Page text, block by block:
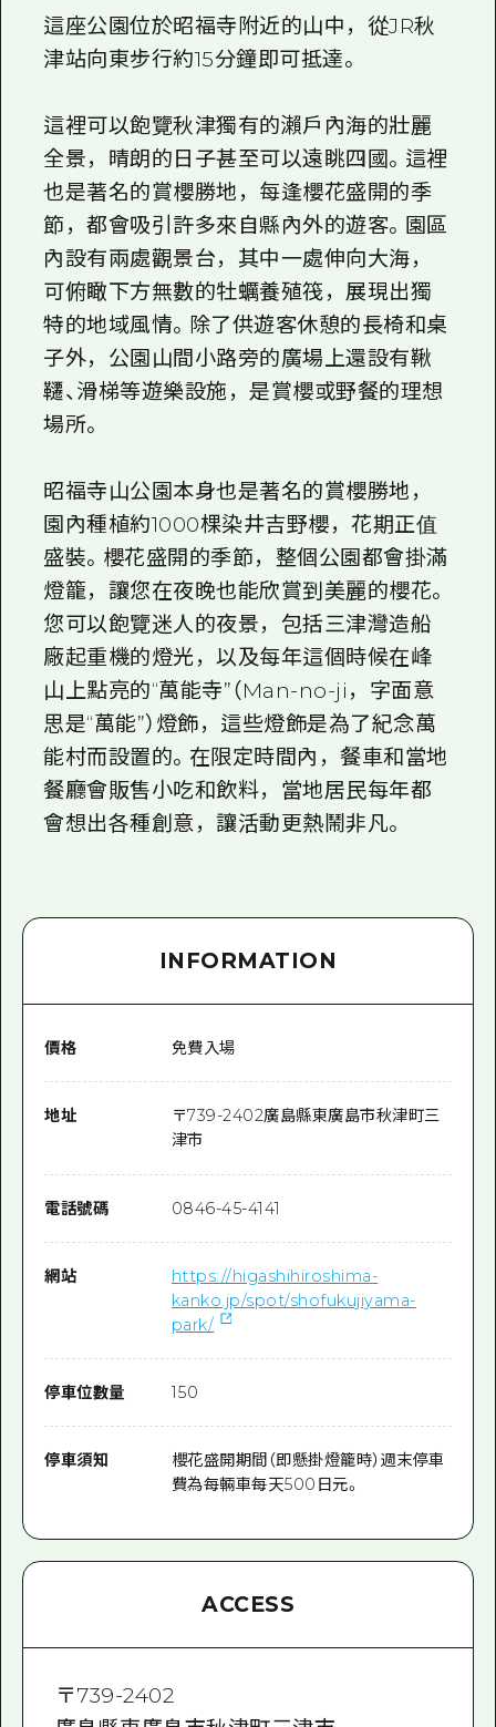
這座公園位於昭福寺附近的山中，從JR秋
津站向東步行約15分鐘即可抵達。
這裡可以飽覽秋津獨有的瀨戶內海的壯麗
全景，晴朗的日子甚至可以遠眺四國。這裡
也是著名的賞櫻勝地，每逢櫻花盛開的季
節，都會吸引許多來自縣內外的遊客。園區
內設有兩處觀景台，其中一處伸向大海，
可俯瞰下方無數的牡蠣養殖筏，展現出獨
特的地域風情。除了供遊客休憩的長椅和桌
子外，公園山間小路旁的廣場上還設有鞦
韆、滑梯等遊樂設施，是賞櫻或野餐的理想
場所。
昭福寺山公園本身也是著名的賞櫻勝地，
園內種植約1000棵染井吉野櫻，花期正值
盛裝。櫻花盛開的季節，整個公園都會掛滿
燈籠，讓您在夜晚也能欣賞到美麗的櫻花。
您可以飽覽迷人的夜景，包括三津灣造船
廠起重機的燈光，以及每年這個時候在峰
山上點亮的“萬能寺”（Man-no-ji，字面意
思是“萬能”）燈飾，這些燈飾是為了紀念萬
能村而設置的。在限定時間內，餐車和當地
餐廳會販售小吃和飲料，當地居民每年都
會想出各種創意，讓活動更熱鬧非凡。
INFORMATION
價格 免費入場
地址 〒739-2402廣島縣東廣島市秋津町三
津市
電話號碼 0846-45-4141
網站
https://higashihiroshima-
kanko.jp/spot/shofukujiyama-
park/
停車位數量 150
停車須知
櫻花盛開期間（即懸掛燈籠時）週末停車
費為每輛車每天500日元。
ACCESS
〒739-2402